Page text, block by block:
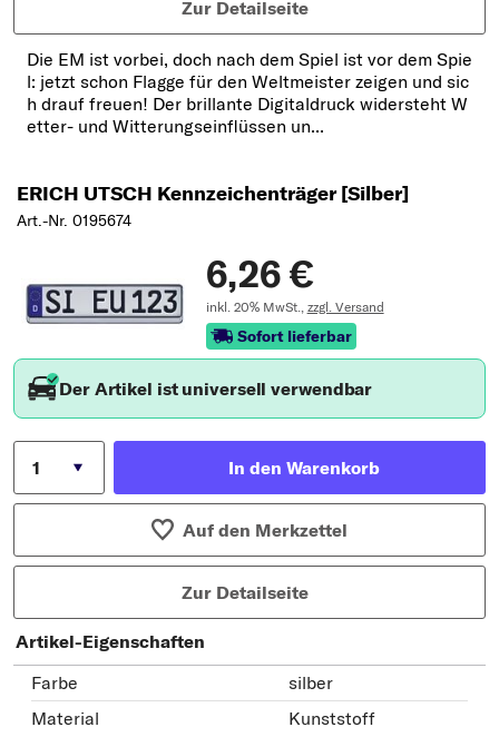
Zur Detailseite
Die EM ist vorbei, doch nach dem Spiel ist vor dem Spie
l: jetzt schon Flagge für den Weltmeister zeigen und sic
h drauf freuen! Der brillante Digitaldruck widersteht W
etter- und Witterungseinflüssen un...
ERICH UTSCH Kennzeichenträger [Silber]
Art.-Nr. 0195674
6,26 €
inkl. 20% MwSt., zzgl. Versand
Sofort lieferbar
Der Artikel ist universell verwendbar
In den Warenkorb
Auf den Merkzettel
Zur Detailseite
Artikel-Eigenschaften
Farbe
silber
Material
Kunststoff